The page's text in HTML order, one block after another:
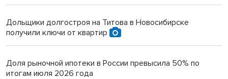
Дольщики долгостроя на Титова в Новосибирске
получили ключи от квартир
Доля рыночной ипотеки в России превысила 50% по
итогам июля 2026 года